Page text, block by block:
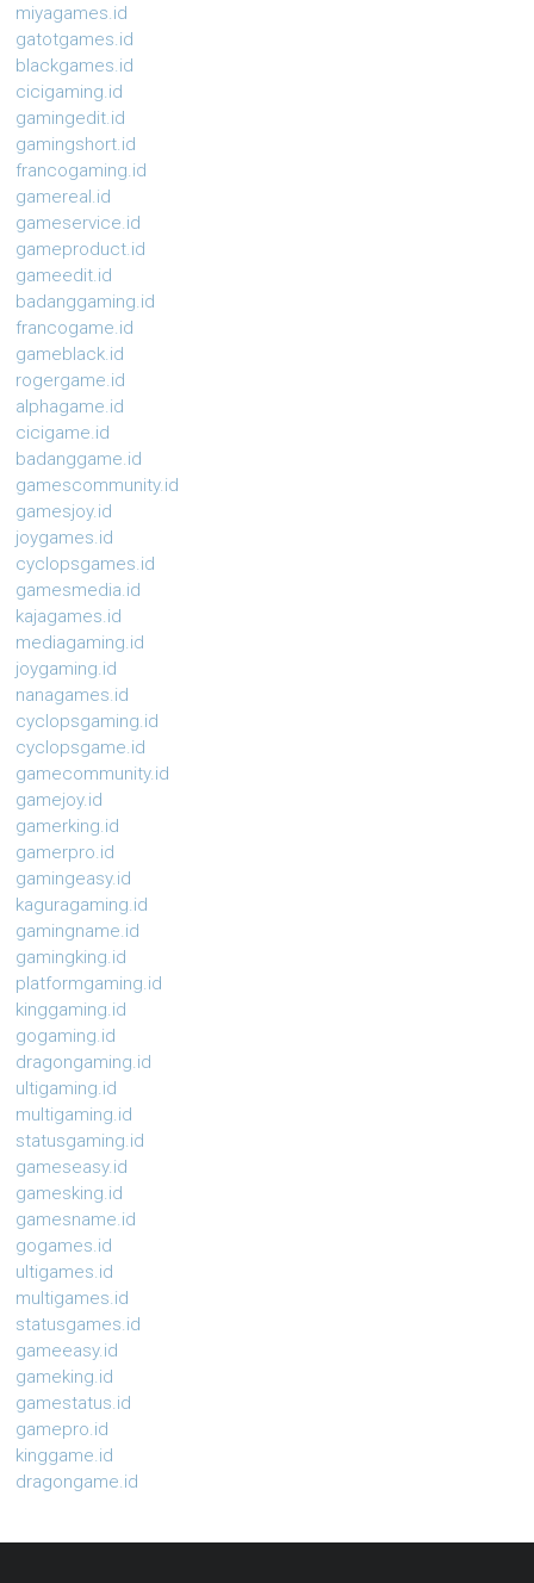
miyagames.id
gatotgames.id
blackgames.id
cicigaming.id
gamingedit.id
gamingshort.id
francogaming.id
gamereal.id
gameservice.id
gameproduct.id
gameedit.id
badanggaming.id
francogame.id
gameblack.id
rogergame.id
alphagame.id
cicigame.id
badanggame.id
gamescommunity.id
gamesjoy.id
joygames.id
cyclopsgames.id
gamesmedia.id
kajagames.id
mediagaming.id
joygaming.id
nanagames.id
cyclopsgaming.id
cyclopsgame.id
gamecommunity.id
gamejoy.id
gamerking.id
gamerpro.id
gamingeasy.id
kaguragaming.id
gamingname.id
gamingking.id
platformgaming.id
kinggaming.id
gogaming.id
dragongaming.id
ultigaming.id
multigaming.id
statusgaming.id
gameseasy.id
gamesking.id
gamesname.id
gogames.id
ultigames.id
multigames.id
statusgames.id
gameeasy.id
gameking.id
gamestatus.id
gamepro.id
kinggame.id
dragongame.id